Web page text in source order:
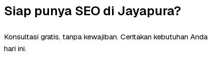
Siap punya SEO di Jayapura?
Konsultasi gratis, tanpa kewajiban. Ceritakan kebutuhan Anda
hari ini.